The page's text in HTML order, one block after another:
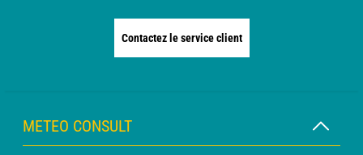
Contactez le service client
METEO CONSULT